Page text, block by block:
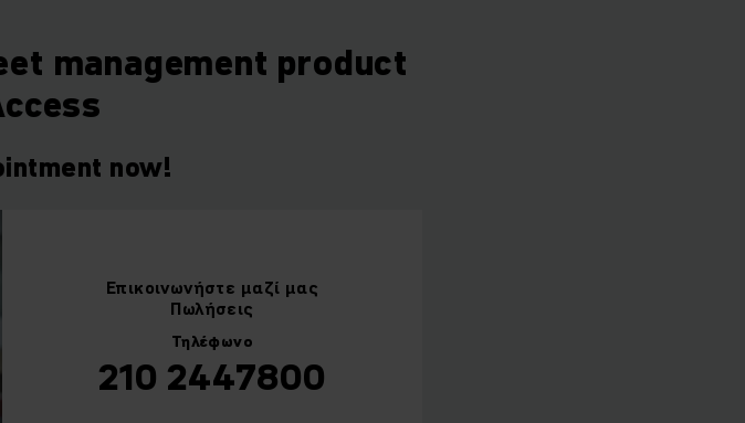
management product
now!
Επικοινωνήστε μαζί μας
Πωλήσεις
Τηλέφωνο
210 2447800